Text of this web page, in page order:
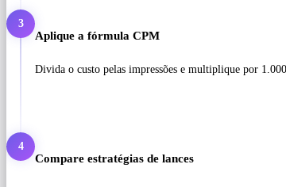
3
Aplique a fórmula CPM
Divida o custo pelas impressões e multiplique por
4
Compare estratégias de lances